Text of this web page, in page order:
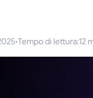
·Tempo di lettura:12